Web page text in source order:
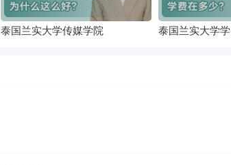
泰国兰实大学传媒学院 泰国兰实大学